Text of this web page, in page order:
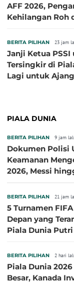
AFF 2026,
Kehilangan Roh
BERITA PILIHAN 23 jam
Janji Ketua
Tersingkir di
Lagi untuk
PIALA DUNIA
BERITA PILIHAN 9 jam
Dokumen Polisi
Keamanan
2026, Messi
BERITA PILIHAN 21 jam
5 Turnamen
Depan yang
Piala Dunia
BERITA PILIHAN 2 hari
Piala Dunia
Besar, Kanada